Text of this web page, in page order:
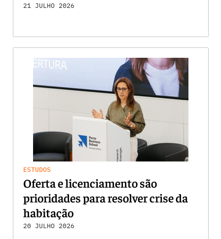
21 JULHO 2026
ESTUDOS
Oferta e licenciamento são
prioridades para resolver crise da
habitação
20 JULHO 2026